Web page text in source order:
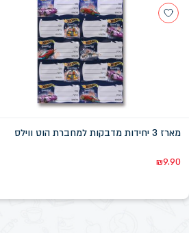
מארז 3 יחידות מדבקות למחברת הוט ווילס
₪9.90